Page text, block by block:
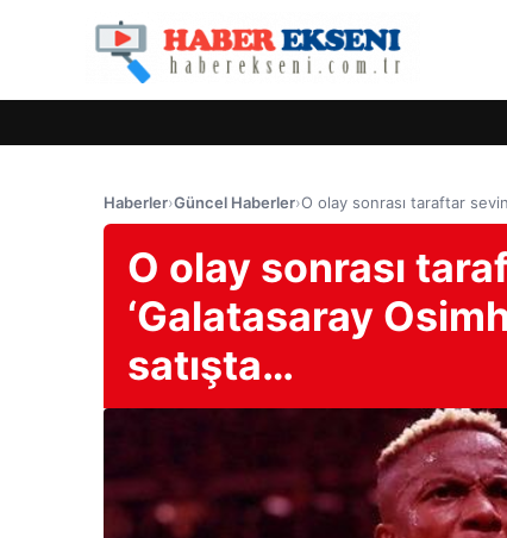
Haberler›Güncel Haberler›O olay sonrası taraftar
O olay sonrası
‘Galatasaray
satışta…